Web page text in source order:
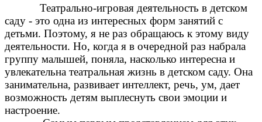
Театрально-игровая деятельность в детском
саду - это одна из интересных форм занятий с
детьми. Поэтому, я не раз обращаюсь к этому виду
деятельности. Но, когда я в очередной раз набрала
группу малышей, поняла, насколько интересна и
увлекательна театральная жизнь в детском саду. Она
занимательна, развивает интеллект, речь, ум, дает
возможность детям выплеснуть свои эмоции и
настроение.